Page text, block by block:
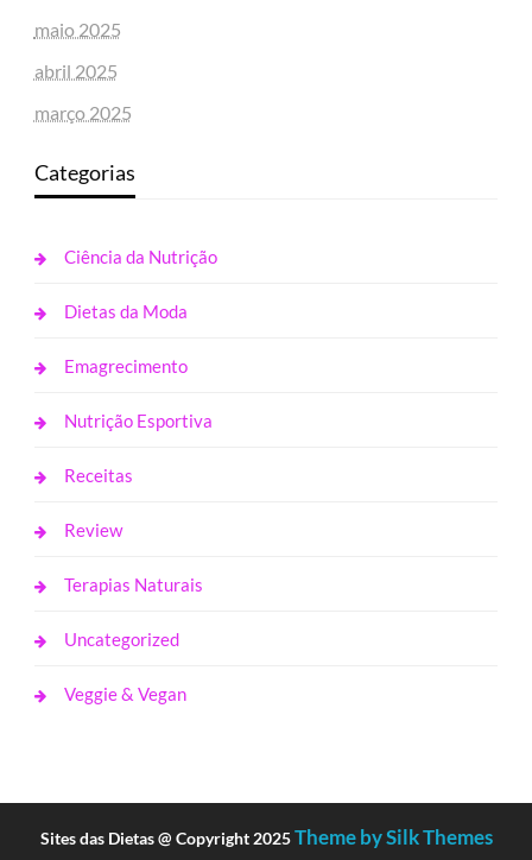
maio 2025
abril 2025
março 2025
Categorias
Ciência da Nutrição
Dietas da Moda
Emagrecimento
Nutrição Esportiva
Receitas
Review
Terapias Naturais
Uncategorized
Veggie & Vegan
Sites das Dietas @ Copyright 2025Theme by Silk Themes